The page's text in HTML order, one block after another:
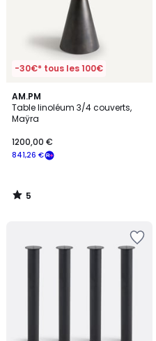
-30€* tous les 100€
AM.PM
Table linoléum 3/4 couverts,
Maÿra
841,26 €
1200,00 €
5
/
5
5
/